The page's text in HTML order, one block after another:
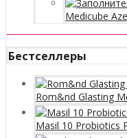
Medicube
Бестселлеры
Rom&nd Glasting
Masil 10 Probiotics